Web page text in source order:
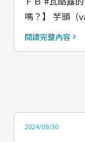
有一種方法是
住。這樣不僅防
馬兒文健站長
#Valjulu #瓦酪
嗎？】 芋頭（vasa）是排灣族的重要主食之
一，在部落的
和Qinapiljan
主要原料，可
我們，烘烤芋
閱讀完整內容
2024/09/30